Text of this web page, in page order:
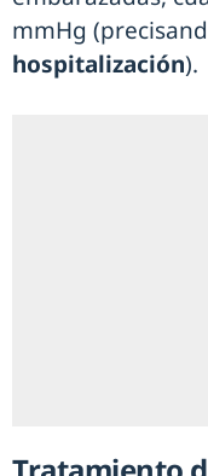
mmHg
hospitalización).